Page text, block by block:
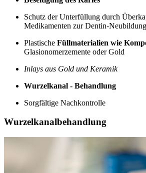
Schutz der Unterfüllung durch
Medikamenten zur Dentin-Neubildung
Plastische Füllmaterialien wie
Glasionomerzemente oder Gold
Inlays aus Gold und Keramik
Wurzelkanal - Behandlung
Sorgfältige Nachkontrolle
Wurzelkanalbehandlung